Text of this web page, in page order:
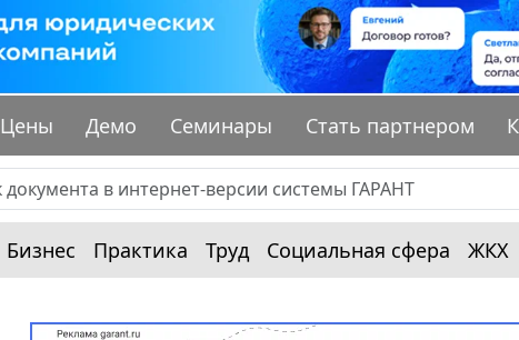
Цены Демо Семинары Стать партнером
Бизнес Практика Труд Социальная сфера ЖКХ